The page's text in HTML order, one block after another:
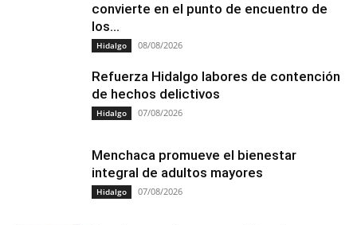
convierte en el punto de encuentro de
los...
Hidalgo 08/08/2026
Refuerza Hidalgo labores de contención
de hechos delictivos
Hidalgo 07/08/2026
Menchaca promueve el bienestar
integral de adultos mayores
Hidalgo 07/08/2026